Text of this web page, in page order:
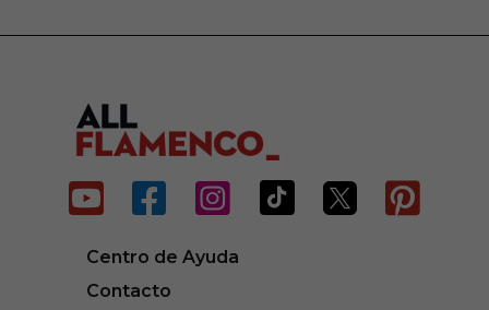
     
Centro de Ayuda
Contacto